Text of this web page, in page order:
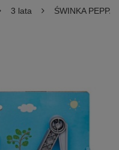
3 lata ŚWINKA